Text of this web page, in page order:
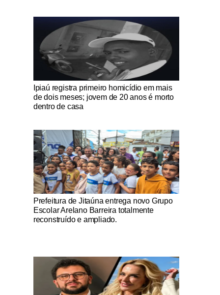
Notícias Católicas
Ipiaú registra primeiro homicídio em mais
de dois meses; jovem de 20 anos é morto
dentro de casa
Notícias Católicas
Prefeitura de Jitaúna entrega novo Grupo
Escolar Arelano Barreira totalmente
reconstruído e ampliado.